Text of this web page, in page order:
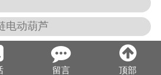
电动葫芦
留言 顶部